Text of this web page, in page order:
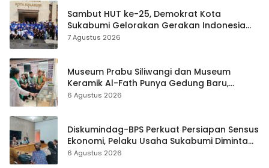
Sambut HUT ke-25, Demokrat Kota
Sukabumi Gelorakan Gerakan Indonesia
ASRI Lewat Aksi Bersih Masjid Agung
7 Agustus 2026
Museum Prabu Siliwangi dan Museum
Keramik Al-Fath Punya Gedung Baru,
Hampir 500 Koleksi Dipisahkan
6 Agustus 2026
Diskumindag-BPS Perkuat Persiapan Sensus
Ekonomi, Pelaku Usaha Sukabumi Diminta
Terbuka Beri Data
6 Agustus 2026